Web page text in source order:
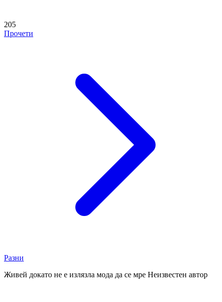
205
Прочети
Разни
Живей докато не е излязла мода да се мре Неизвестен автор